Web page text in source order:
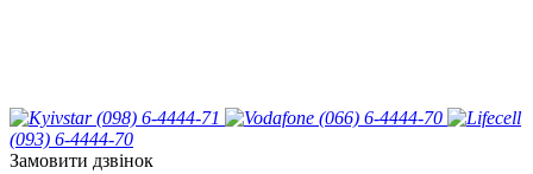
(098) 6-4444-71
(066) 6-4444-70
(093) 6-4444-70
Замовити дзвінок